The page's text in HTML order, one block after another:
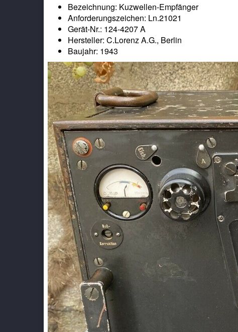
Bezeichnung: Kuzwellen-Empfänger
Anforderungszeichen: Ln.21021
Gerät-Nr.: 124-4207 A
Hersteller: C.Lorenz A.G., Berlin
Baujahr: 1943